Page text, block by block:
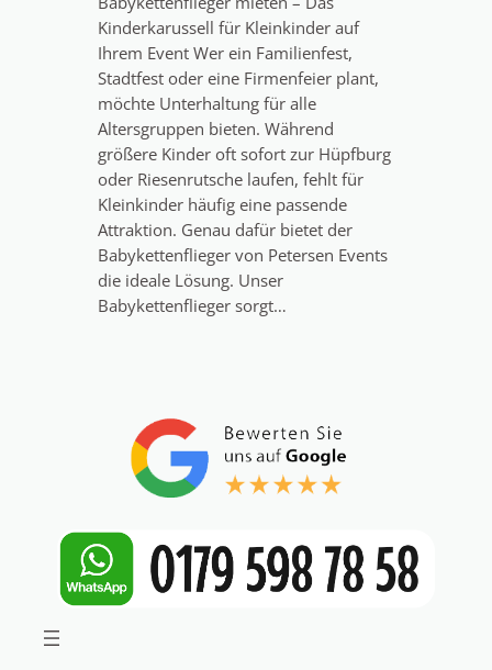
Kinderkarussell für Kleinkinder auf
Ihrem Event Wer ein Familienfest,
Stadtfest oder eine Firmenfeier plant,
möchte Unterhaltung für alle
Altersgruppen bieten. Während
größere Kinder oft sofort zur Hüpfburg
oder Riesenrutsche laufen, fehlt für
Kleinkinder häufig eine passende
Attraktion. Genau dafür bietet der
Babykettenflieger von Petersen Events
die ideale Lösung. Unser
Babykettenflieger sorgt…